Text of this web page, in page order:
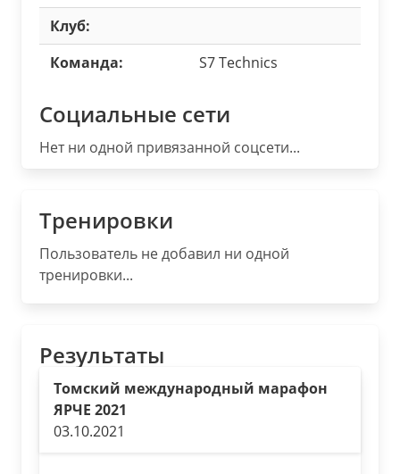
Клуб:
Команда:
S7 Technics
Социальные сети
Нет ни одной привязанной соцсети...
Тренировки
Пользователь не добавил ни одной
тренировки...
Результаты
Томский международный марафон
ЯРЧЕ 2021
03.10.2021